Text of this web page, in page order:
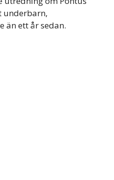
underbarn,
än ett år sedan.